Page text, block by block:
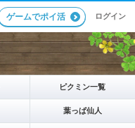
ゲームでポイ活 ログイン
ピクミン一覧
葉っぱ仙人